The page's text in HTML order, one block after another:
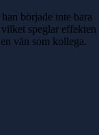
började inte bara
speglar effekten
vän som kollega.